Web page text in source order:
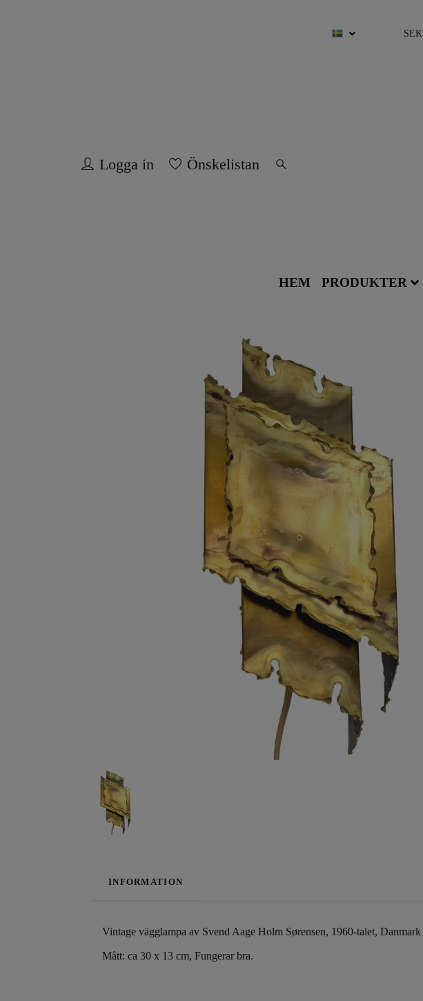
SEK
Logga in Önskelistan
HEM PRODUKTER
INFORMATION
Vintage vägglampa av Svend Aage Holm Sørensen, 1960-talet, Danmark
Mått: ca 30 x 13 cm, Fungerar bra.